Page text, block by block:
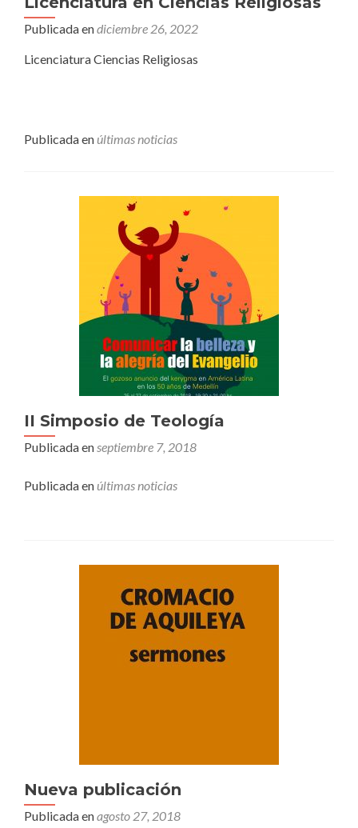
Publicada endiciembre 26, 2022
Licenciatura Ciencias Religiosas
Publicada enúltimas noticias
II Simposio de Teología
Publicada enseptiembre 7, 2018
Publicada enúltimas noticias
Nueva publicación
Publicada enagosto 27, 2018